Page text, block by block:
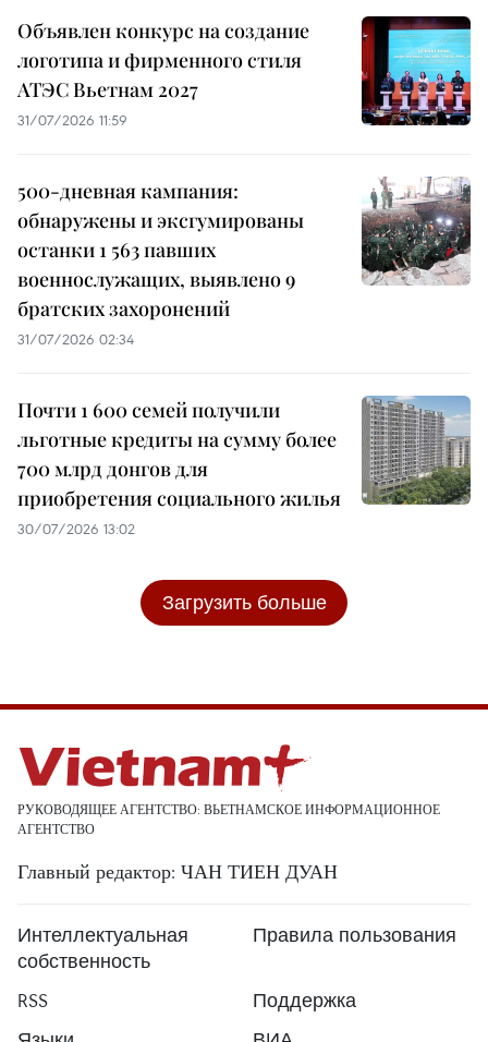
Объявлен конкурс на создание
логотипа и фирменного стиля
АТЭС Вьетнам 2027
31/07/2026 11:59
500-дневная кампания:
обнаружены и эксгумированы
останки 1 563 павших
военнослужащих, выявлено 9
братских захоронений
31/07/2026 02:34
Почти 1 600 семей получили
льготные кредиты на сумму более
700 млрд донгов для
приобретения социального жилья
30/07/2026 13:02
Загрузить больше
РУКОВОДЯЩЕЕ АГЕНТСТВО: ВЬЕТНАМСКОЕ ИНФОРМАЦИОННОЕ
АГЕНТСТВО
Главный редактор: ЧАН ТИЕН ДУАН
Интеллектуальная
собственность
Правила пользования
RSS
Поддержка